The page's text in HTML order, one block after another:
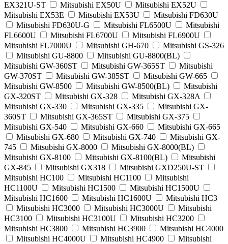
EX321U-ST
Mitsubishi EX50U
Mitsubishi EX52U
Mitsubishi EX53E
Mitsubishi EX53U
Mitsubishi FD630U
Mitsubishi FD630U-G
Mitsubishi FL6500U
Mitsubishi
FL6600U
Mitsubishi FL6700U
Mitsubishi FL6900U
Mitsubishi FL7000U
Mitsubishi GH-670
Mitsubishi GS-326
Mitsubishi GU-8800
Mitsubishi GU-8800(BL)
Mitsubishi GW-360ST
Mitsubishi GW-365ST
Mitsubishi
GW-370ST
Mitsubishi GW-385ST
Mitsubishi GW-665
Mitsubishi GW-8500
Mitsubishi GW-8500(BL)
Mitsubishi
GX-320ST
Mitsubishi GX-328
Mitsubishi GX-328A
Mitsubishi GX-330
Mitsubishi GX-335
Mitsubishi GX-
360ST
Mitsubishi GX-365ST
Mitsubishi GX-375
Mitsubishi GX-540
Mitsubishi GX-660
Mitsubishi GX-665
Mitsubishi GX-680
Mitsubishi GX-740
Mitsubishi GX-
745
Mitsubishi GX-8000
Mitsubishi GX-8000(BL)
Mitsubishi GX-8100
Mitsubishi GX-8100(BL)
Mitsubishi
GX-845
Mitsubishi GX318
Mitsubishi GXD250U-ST
Mitsubishi HC100
Mitsubishi HC1100
Mitsubishi
HC1100U
Mitsubishi HC1500
Mitsubishi HC1500U
Mitsubishi HC1600
Mitsubishi HC1600U
Mitsubishi HC3
Mitsubishi HC3000
Mitsubishi HC3000U
Mitsubishi
HC3100
Mitsubishi HC3100U
Mitsubishi HC3200
Mitsubishi HC3800
Mitsubishi HC3900
Mitsubishi HC4000
Mitsubishi HC4000U
Mitsubishi HC4900
Mitsubishi